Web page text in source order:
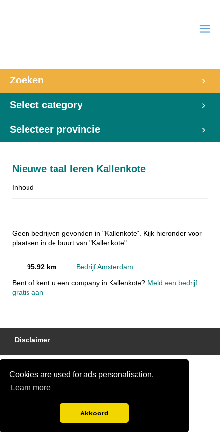
Cookies are used for ads personalisation.
Learn more
Akkoord
Zoeken
Select category
Selecteer provincie
Nieuwe taal leren Kallenkote
Inhoud
Geen bedrijven gevonden in "Kallenkote". Kijk hieronder voor
plaatsen in de buurt van "Kallenkote".
95.92 km Bedrijf Amsterdam
Bent of kent u een company in Kallenkote? Meld een bedrijf
gratis aan
Disclaimer